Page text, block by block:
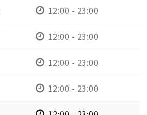
12:00 - 23:00
12:00 - 23:00
12:00 - 23:00
12:00 - 23:00